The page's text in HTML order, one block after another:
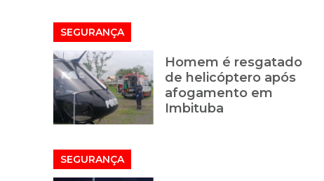
SEGURANÇA
Homem é resgatado
de helicóptero após
afogamento em
Imbituba
SEGURANÇA